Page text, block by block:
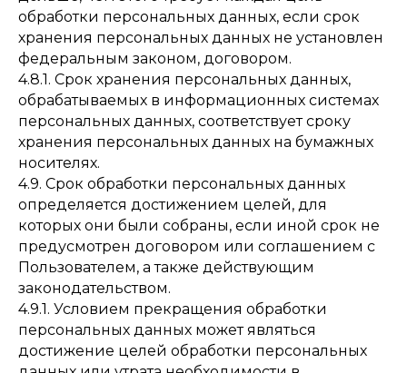
обработки персональных данных, если срок
хранения персональных данных не установлен
федеральным законом, договором.
4.8.1. Срок хранения персональных данных,
обрабатываемых в информационных системах
персональных данных, соответствует сроку
хранения персональных данных на бумажных
носителях.
4.9. Срок обработки персональных данных
определяется достижением целей, для
которых они были собраны, если иной срок не
предусмотрен договором или соглашением с
Пользователем, а также действующим
законодательством.
4.9.1. Условием прекращения обработки
персональных данных может являться
достижение целей обработки персональных